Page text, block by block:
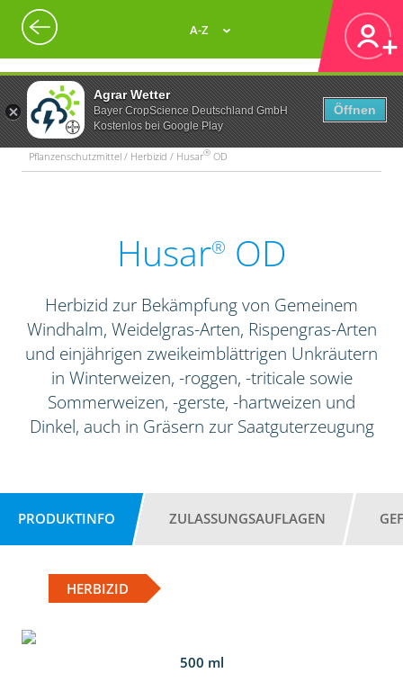
Agrar Wetter
Bayer CropScience Deutschland GmbH
Kostenlos bei Google Play
Öffnen
A-Z
Pflanzenschutzmittel / Herbizid / Husar® OD
Husar® OD
Herbizid zur Bekämpfung von Gemeinem
Windhalm, Weidelgras-Arten, Rispengras-Arten
und einjährigen zweikeimblättrigen Unkräutern
in Winterweizen, -roggen, -triticale sowie
Sommerweizen, -gerste, -hartweizen und
Dinkel, auch in Gräsern zur Saatguterzeugung
PRODUKTINFO ZULASSUNGSAUFLAGEN
HERBIZID
500 ml